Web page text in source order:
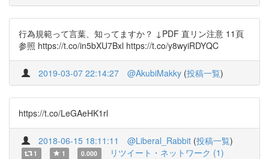
行為規範って言葉、知ってますか？ ↓PDF 直リン注意 11頁
参照 https://t.co/in5bXU7Bxl https://t.co/y8wyiRDYQC
2019-03-07 22:14:27 @AkubiMakky (投稿一覧)
https://t.co/LeGAeHK1rl
2018-06-15 18:11:11 @Liberal_Rabbit (投稿一覧)
1 1 0.000 リツイート・ネットワーク (1)